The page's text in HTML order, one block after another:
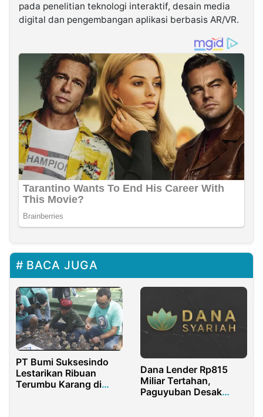
pada penelitian teknologi interaktif, desain media
digital dan pengembangan aplikasi berbasis AR/VR.
BACA JUGA
PT Bumi Suksesindo
Lestarikan Ribuan
Terumbu Karang di
Dana Lender Rp815
Miliar Tertahan,
Paguyuban Desak